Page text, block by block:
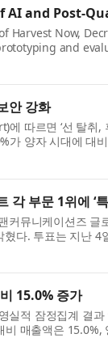
AI and Post-
Now,
and
안 강화
따르면 ‘선 탈취
가 양자 시대에 대
부문 1위에 ‘
커뮤니케이션즈 글
혔다. 투표는 지난
15.0% 증가
실적 잠정집계 결
매출액은 15.0%,